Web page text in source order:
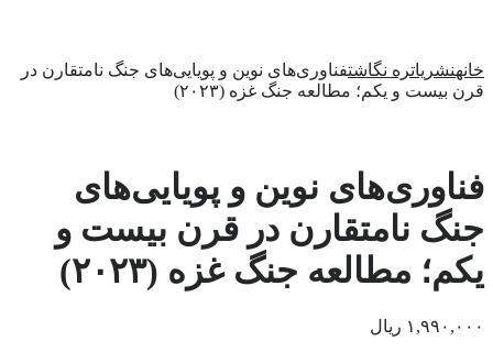
خانهنشریاتره نگاشتفناوری‌های نوین و پویایی‌های جنگ نامتقارن در
قرن بیست و یکم؛ مطالعه جنگ غزه (۲۰۲۳)
فناوری‌های نوین و پویایی‌های
جنگ نامتقارن در قرن بیست و
یکم؛ مطالعه جنگ غزه (۲۰۲۳)
۱,۹۹۰,۰۰۰ ریال